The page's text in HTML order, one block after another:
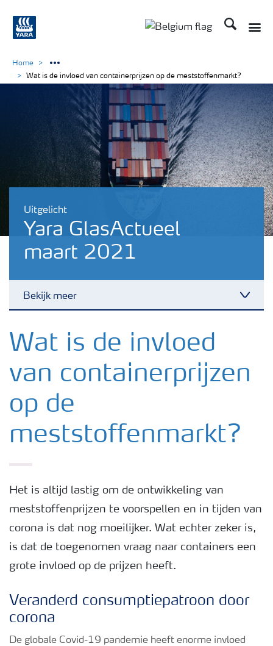
Zoek op
Uitgelicht
Yara GlasActueel
maart 2021
Bekijk meer
Nieuwsbrieven
Gewassen
Meststoffen
Grow the future
Meststoffen veiligheid
Podcasts
Webinars
Home
Wat is de invloed van containerprijzen op de meststoffenmarkt?
Wat is de invloed
van containerprijzen
op de
meststoffenmarkt?
Het is altijd lastig om de ontwikkeling van
meststoffenprijzen te voorspellen en in tijden van
corona is dat nog moeilijker. Wat echter zeker is,
is dat de toegenomen vraag naar containers een
grote invloed op de prijzen heeft.
Veranderd consumptiepatroon door
corona
De globale Covid-19 pandemie heeft enorme invloed